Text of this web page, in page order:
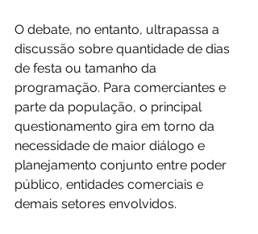
O debate, no entanto, ultrapassa a
discussão sobre quantidade de dias
de festa ou tamanho da
programação. Para comerciantes e
parte da população, o principal
questionamento gira em torno da
necessidade de maior diálogo e
planejamento conjunto entre poder
público, entidades comerciais e
demais setores envolvidos.